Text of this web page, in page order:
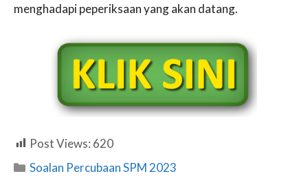
menghadapi peperiksaan yang akan datang.
Post Views: 620
Categories
Soalan Percubaan SPM 2023